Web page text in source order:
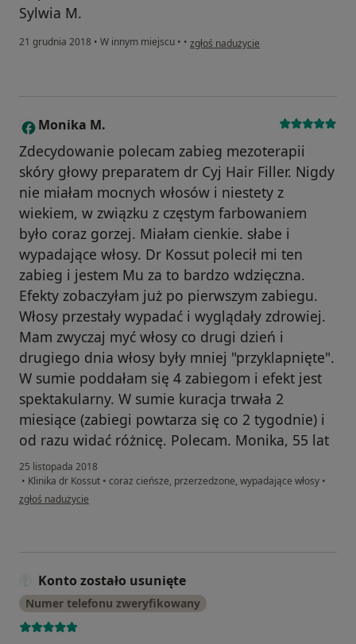
Sylwia M.
21 grudnia 2018 • W innym miejscu • • w opinii użytkownika sylwia.margas
zgłoś nadużycie
M Monika M.
Zdecydowanie polecam zabieg mezoterapii
skóry głowy preparatem dr Cyj Hair Filler. Nigdy
nie miałam mocnych włosów i niestety z
wiekiem, w związku z częstym farbowaniem
było coraz gorzej. Miałam cienkie. słabe i
wypadające włosy. Dr Kossut polecił mi ten
zabieg i jestem Mu za to bardzo wdzięczna.
Efekty zobaczyłam już po pierwszym zabiegu.
Włosy przestały wypadać i wyglądały zdrowiej.
Mam zwyczaj myć włosy co drugi dzień i
drugiego dnia włosy były mniej "przyklapnięte".
W sumie poddałam się 4 zabiegom i efekt jest
spektakularny. W sumie kuracja trwała 2
miesiące (zabiegi powtarza się co 2 tygodnie) i
od razu widać różnicę. Polecam. Monika, 55 lat
25 listopada 2018
• Klinika dr Kossut • coraz cieńsze, przerzedzone, wypadające włosy •
w opinii użytkownika Monika M.
zgłoś nadużycie
Konto zostało usunięte
Numer telefonu zweryfikowany